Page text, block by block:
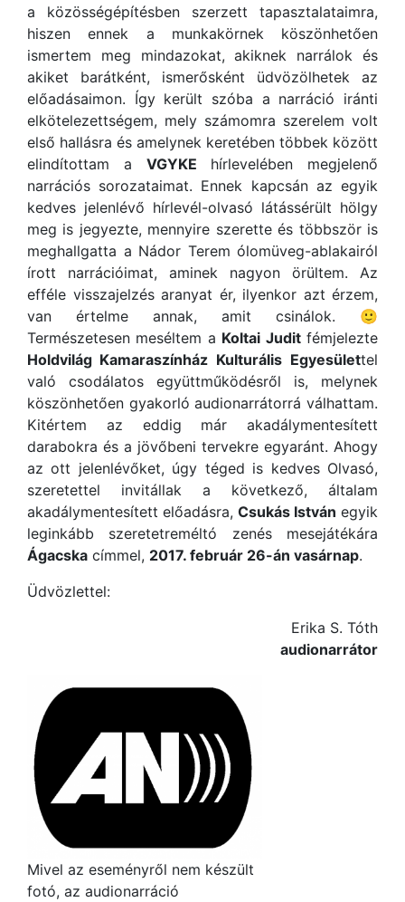
a közösségépítésben szerzett tapasztalataimra,
hiszen ennek a munkakörnek köszönhetően
ismertem meg mindazokat, akiknek narrálok és
akiket barátként, ismerősként üdvözölhetek az
előadásaimon. Így került szóba a narráció iránti
elkötelezettségem, mely számomra szerelem volt
első hallásra és amelynek keretében többek között
elindítottam a VGYKE hírlevelében megjelenő
narrációs sorozataimat. Ennek kapcsán az egyik
kedves jelenlévő hírlevél-olvasó látássérült hölgy
meg is jegyezte, mennyire szerette és többször is
meghallgatta a Nádor Terem ólomüveg-ablakairól
írott narrációimat, aminek nagyon örültem. Az
efféle visszajelzés aranyat ér, ilyenkor azt érzem,
van értelme annak, amit csinálok. 🙂
Természetesen meséltem a Koltai Juditfémjelezte
Holdvilág Kamaraszínház Kulturális Egyesülettel
való csodálatos együttműködésről is, melynek
köszönhetően gyakorló audionarrátorrá válhattam.
Kitértem az eddig már akadálymentesített
darabokra és a jövőbeni tervekre egyaránt. Ahogy
az ott jelenlévőket, úgy téged is kedves Olvasó,
szeretettel invitállak a következő, általam
akadálymentesített előadásra, Csukás István egyik
leginkább szeretetreméltó zenés mesejátékára
Ágacska címmel, 2017. február 26-án vasárnap.
Üdvözlettel:
Erika S. Tóth
audionarrátor
Mivel az eseményről nem készült
fotó, az audionarráció